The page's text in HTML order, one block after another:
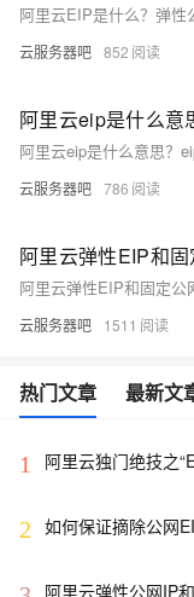
云服务器吧 852
阿里云eip是什么意
云服务器吧 786
阿里云弹性EIP和
云服务器吧 1511
热门文章 最新文
1 阿里云独门绝技之
2 如何保证摘除公网
阿里云弹性公网IP